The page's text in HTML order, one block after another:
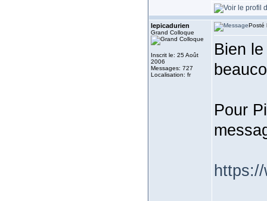
lepicadurien
Grand Colloque
Inscrit le: 25 Août
2006
Messages: 727
Localisation: fr
Posté
Bien
Pour